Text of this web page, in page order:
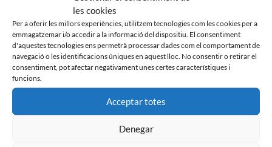
les cookies
Per a oferir les millors experiències, utilitzem tecnologies com les cookies per a
emmagatzemar i/o accedir a la informació del dispositiu. El consentiment
d'aquestes tecnologies ens permetrà processar dades com el comportament de
navegació o les identificacions úniques en aquest lloc. No consentir o retirar el
consentiment, pot afectar negativament unes certes característiques i
funcions.
Acceptar totes
Denegar
Gols: 1-0 Cris Montes (P) 66′
Incidències: Partit disputat al Nuevo Pepico Amat
davant de 3.862 espectadors.
Noticias Relacionadas